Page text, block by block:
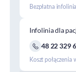
Bezpłatna
Infolinia dla
48 22 329
Koszt połączenia